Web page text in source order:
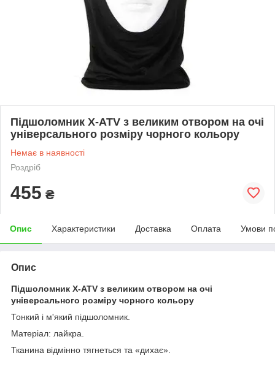
Підшоломник X-ATV з великим отвором на очі
універсального розміру чорного кольору
Немає в наявності
Роздріб
455 ₴
Опис Характеристики Доставка Оплата Умови
Опис
Підшоломник X-ATV з великим отвором на очі
універсального розміру чорного кольору
Тонкий і м'який підшоломник.
Матеріал: лайкра.
Тканина відмінно тягнеться та «дихає».